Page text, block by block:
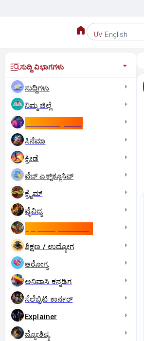
UV English
ಸುದ್ದಿ ವಿಭಾಗಗಳು
ಸುದ್ದಿಗಳು
ನಿಮ್ಮ ಜಿಲ್ಲೆ
ಸಿನೆಮಾ
ಕ್ರೀಡೆ
ವೆಬ್ ಎಕ್ಸ್‌ಕ್ಲೂಸಿವ್
ಕ್ರೈಮ್
ವೈವಿಧ್ಯ
ಶಿಕ್ಷಣ / ಉದ್ಯೋಗ
ಆರೋಗ್ಯ
ಅನಿವಾಸಿ ಕನ್ನಡಿಗ
ಸೆಲೆಬ್ರಿಟಿ ಕಾರ್ನರ್‌
Explainer
ಜ್ಯೋತಿಷ್ಯ